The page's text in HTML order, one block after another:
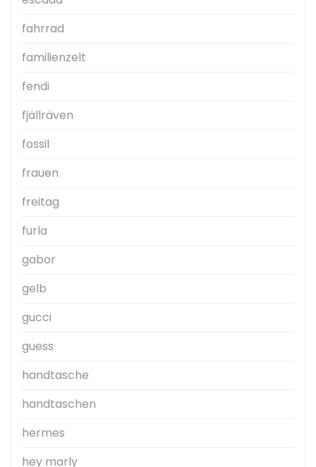
fahrrad
familienzelt
fendi
fjällräven
fossil
frauen
freitag
furla
gabor
gelb
gucci
guess
handtasche
handtaschen
hermes
hey marly